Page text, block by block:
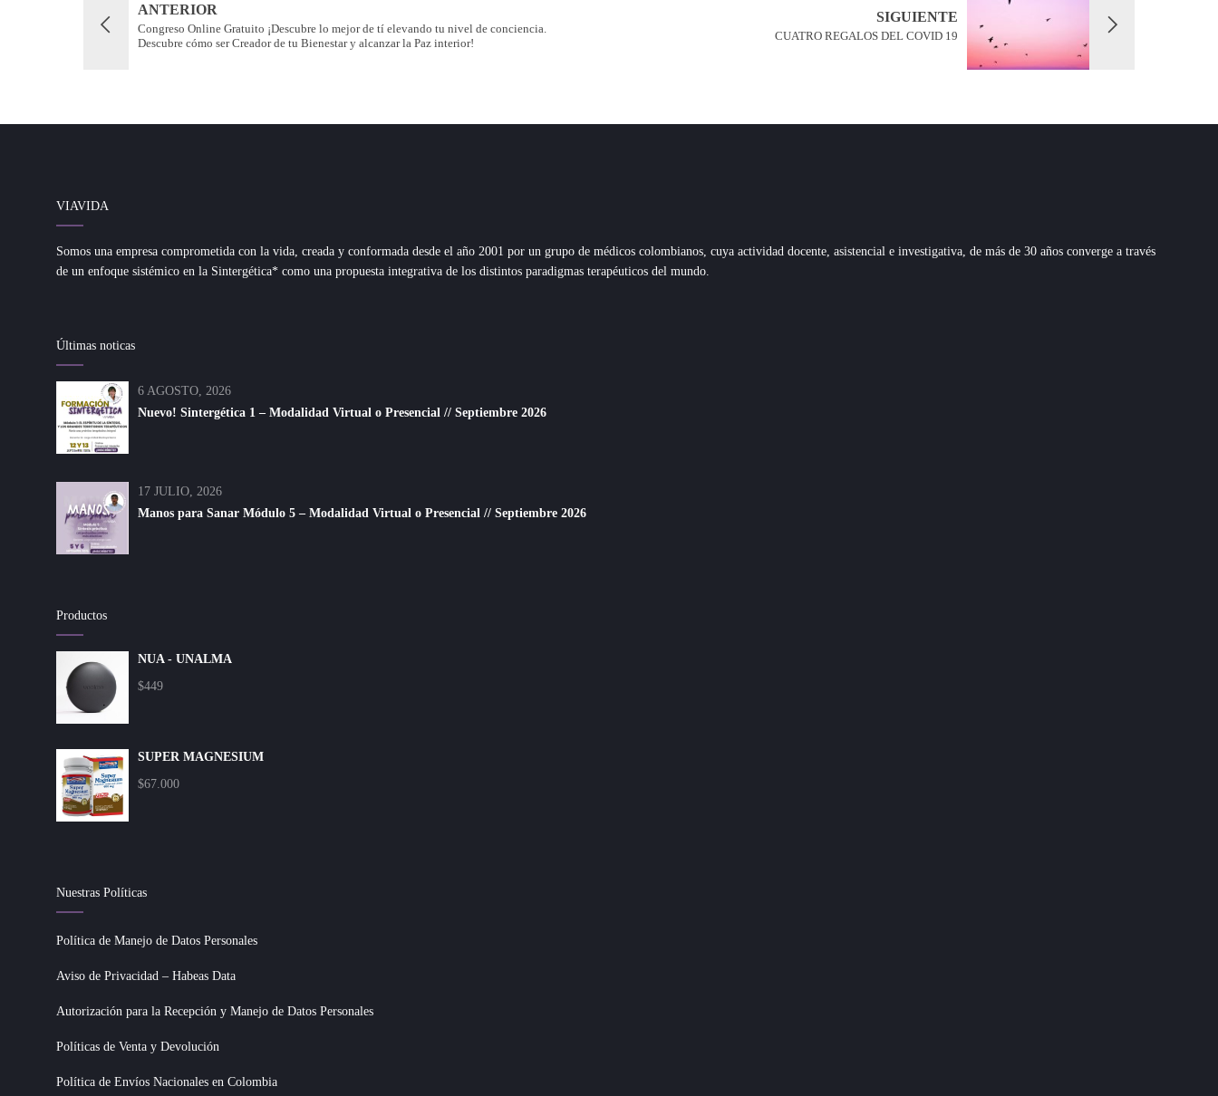
ANTERIOR
Congreso Online Gratuito ¡Descubre lo mejor de tí elevando tu nivel de conciencia.
Descubre cómo ser Creador de tu Bienestar y alcanzar la Paz interior!
SIGUIENTE
CUATRO REGALOS DEL COVID 19
VIAVIDA
Somos una empresa comprometida con la vida, creada y conformada desde el año 2001 por un grupo de médicos colombianos, cuya actividad docente, asistencial e investigativa, de más de 30 años converge a través
de un enfoque sistémico en la Sintergética* como una propuesta integrativa de los distintos paradigmas terapéuticos del mundo.
Últimas noticas
6 AGOSTO, 2026
Nuevo! Sintergética 1 – Modalidad Virtual o Presencial // Septiembre 2026
17 JULIO, 2026
Manos para Sanar Módulo 5 – Modalidad Virtual o Presencial // Septiembre 2026
Productos
NUA - UNALMA
$449
SUPER MAGNESIUM
$67.000
Nuestras Políticas
Política de Manejo de Datos Personales
Aviso de Privacidad – Habeas Data
Autorización para la Recepción y Manejo de Datos Personales
Políticas de Venta y Devolución
Política de Envíos Nacionales en Colombia